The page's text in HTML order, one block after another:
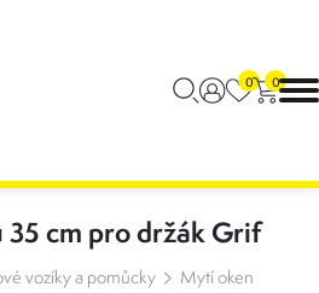
0 0
35 cm pro držák Grif
vozíky a pomůcky
Mytí oken